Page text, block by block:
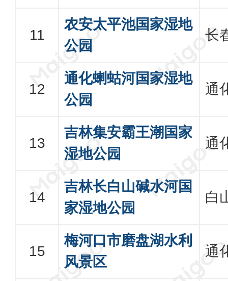
农安太平池国家湿地
公园
长
通化蝲蛄河国家湿地
公园
通
吉林集安霸王潮国家
湿地公园
通
吉林长白山碱水河国
家湿地公园
白
梅河口市磨盘湖水利
风景区
通